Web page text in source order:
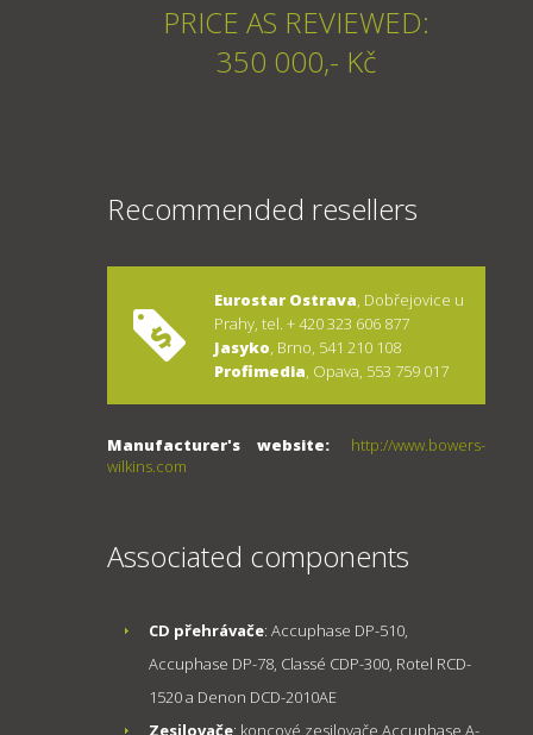
PRICE AS REVIEWED:
350 000,- Kč
Recommended resellers
Eurostar Ostrava, Dobřejovice u
Prahy, tel. + 420 323 606 877
Jasyko, Brno, 541 210 108
Profimedia, Opava, 553 759 017
Manufacturer's website:
http://www.bowers-
wilkins.com
Associated components
CD přehrávače: Accuphase DP-510,
Accuphase DP-78, Classé CDP-300, Rotel RCD-
1520 a Denon DCD-2010AE
Zesilovače: koncové zesilovače Accuphase A-